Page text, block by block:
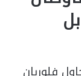
فلوريان